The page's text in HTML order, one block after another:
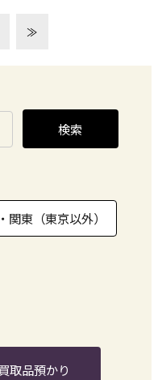
≫
検索
関東（東京以外）
買取品預かり